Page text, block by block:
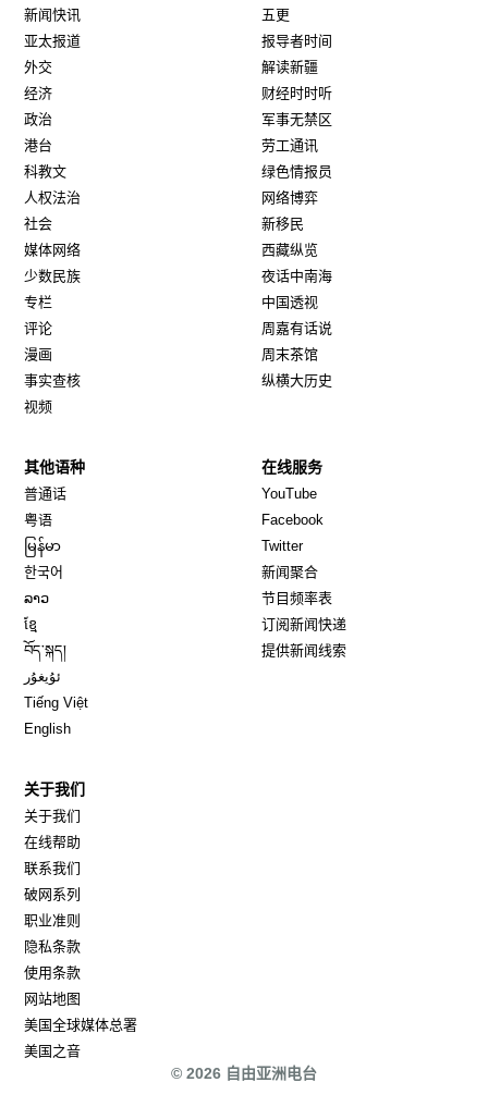
新闻快讯
亚太报道
外交
经济
政治
港台
科教文
人权法治
社会
媒体网络
少数民族
专栏
评论
漫画
事实查核
视频
五更
报导者时间
解读新疆
财经时时听
军事无禁区
劳工通讯
绿色情报员
网络博弈
新移民
西藏纵览
夜话中南海
中国透视
周嘉有话说
周末茶馆
纵横大历史
其他语种
普通话
粤语
မြန်မာ
한국어
ລາວ
ខ្មែ
བོད་སྐད།
ئۇيغۇر
Tiếng Việt
English
在线服务
YouTube
Facebook
TwitterOpens in new window
新闻聚合
节目频率表
订阅新闻快递
提供新闻线索
关于我们
关于我们
在线帮助
联系我们
破网系列
职业准则
隐私条款
使用条款
网站地图
美国全球媒体总署
美国之音
© 2026 自由亚洲电台